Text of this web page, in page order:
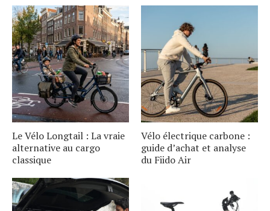
Le Vélo Longtail : La vraie
alternative au cargo
classique
Vélo électrique carbone :
guide d’achat et analyse
du Fiido Air